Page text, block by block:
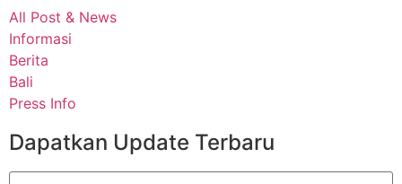
All Post & News
Informasi
Berita
Bali
Press Info
Dapatkan Update Terbaru